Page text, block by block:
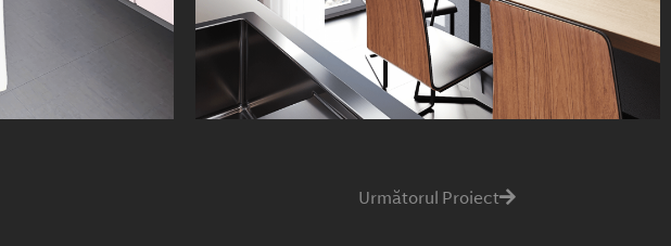
Următorul Proiect